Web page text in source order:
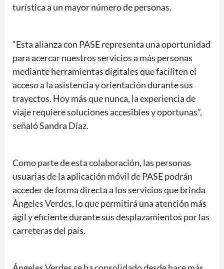
turística a un mayor número de personas.
“Esta alianza con PASE representa una oportunidad
para acercar nuestros servicios a más personas
mediante herramientas digitales que faciliten el
acceso a la asistencia y orientación durante sus
trayectos. Hoy más que nunca, la experiencia de
viaje requiere soluciones accesibles y oportunas”,
señaló Sandra Díaz.
Como parte de esta colaboración, las personas
usuarias de la aplicación móvil de PASE podrán
acceder de forma directa a los servicios que brinda
Ángeles Verdes, lo que permitirá una atención más
ágil y eficiente durante sus desplazamientos por las
carreteras del país.